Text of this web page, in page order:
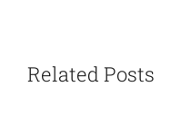
Related Posts